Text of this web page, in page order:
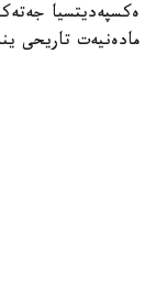
ەكسپەديتسيا
مادەنيەت تاريحى